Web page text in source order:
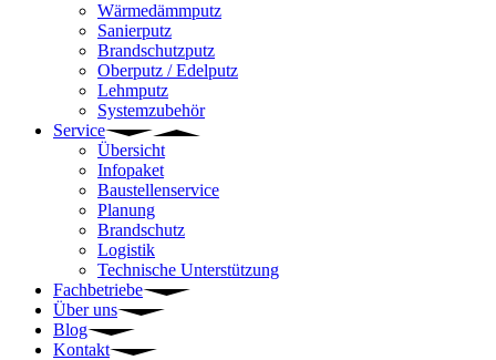
Wärmedämmputz
Sanierputz
Brandschutzputz
Oberputz / Edelputz
Lehmputz
Systemzubehör
Service
Übersicht
Infopaket
Baustellenservice
Planung
Brandschutz
Logistik
Technische Unterstützung
Fachbetriebe
Über uns
Blog
Kontakt